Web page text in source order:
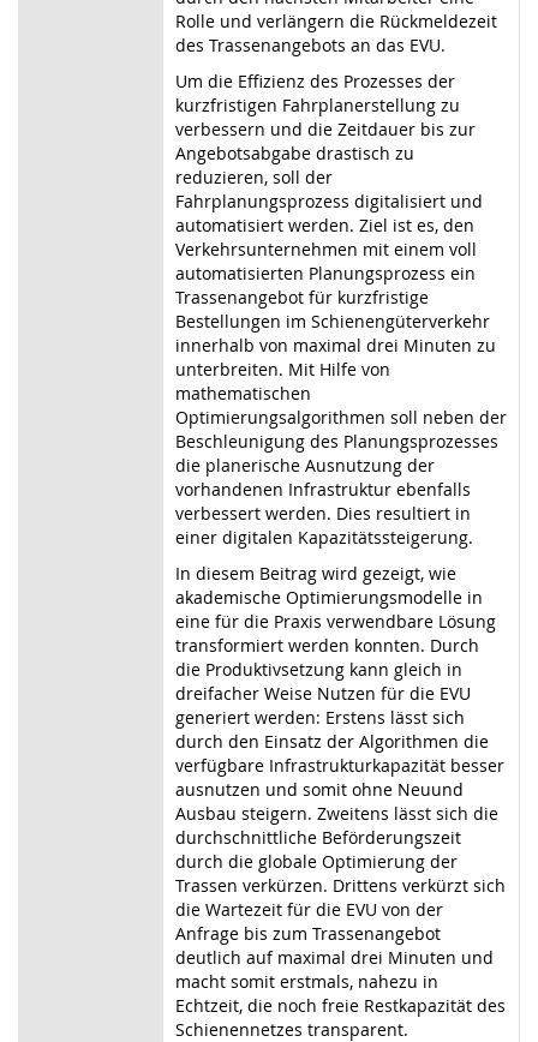
Rolle und verlängern die Rückmeldezeit
des Trassenangebots an das EVU.
Um die Effizienz des Prozesses der
kurzfristigen Fahrplanerstellung zu
verbessern und die Zeitdauer bis zur
Angebotsabgabe drastisch zu
reduzieren, soll der
Fahrplanungsprozess digitalisiert und
automatisiert werden. Ziel ist es, den
Verkehrsunternehmen mit einem voll
automatisierten Planungsprozess ein
Trassenangebot für kurzfristige
Bestellungen im Schienengüterverkehr
innerhalb von maximal drei Minuten zu
unterbreiten. Mit Hilfe von
mathematischen
Optimierungsalgorithmen soll neben der
Beschleunigung des Planungsprozesses
die planerische Ausnutzung der
vorhandenen Infrastruktur ebenfalls
verbessert werden. Dies resultiert in
einer digitalen Kapazitätssteigerung.
In diesem Beitrag wird gezeigt, wie
akademische Optimierungsmodelle in
eine für die Praxis verwendbare Lösung
transformiert werden konnten. Durch
die Produktivsetzung kann gleich in
dreifacher Weise Nutzen für die EVU
generiert werden: Erstens lässt sich
durch den Einsatz der Algorithmen die
verfügbare Infrastrukturkapazität besser
ausnutzen und somit ohne Neuund
Ausbau steigern. Zweitens lässt sich die
durchschnittliche Beförderungszeit
durch die globale Optimierung der
Trassen verkürzen. Drittens verkürzt sich
die Wartezeit für die EVU von der
Anfrage bis zum Trassenangebot
deutlich auf maximal drei Minuten und
macht somit erstmals, nahezu in
Echtzeit, die noch freie Restkapazität des
Schienennetzes transparent.